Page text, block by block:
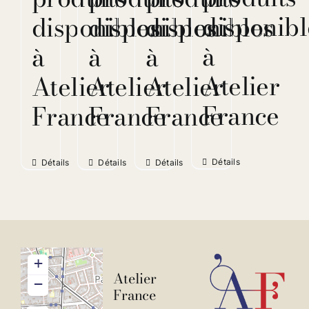
disponibles
à
Atelier
France
Détails
disponibles
à
Atelier
France
Détails
disponibles
à
Atelier
France
Détails
à
Atelier
France
Détails
+
−
Atelier
France